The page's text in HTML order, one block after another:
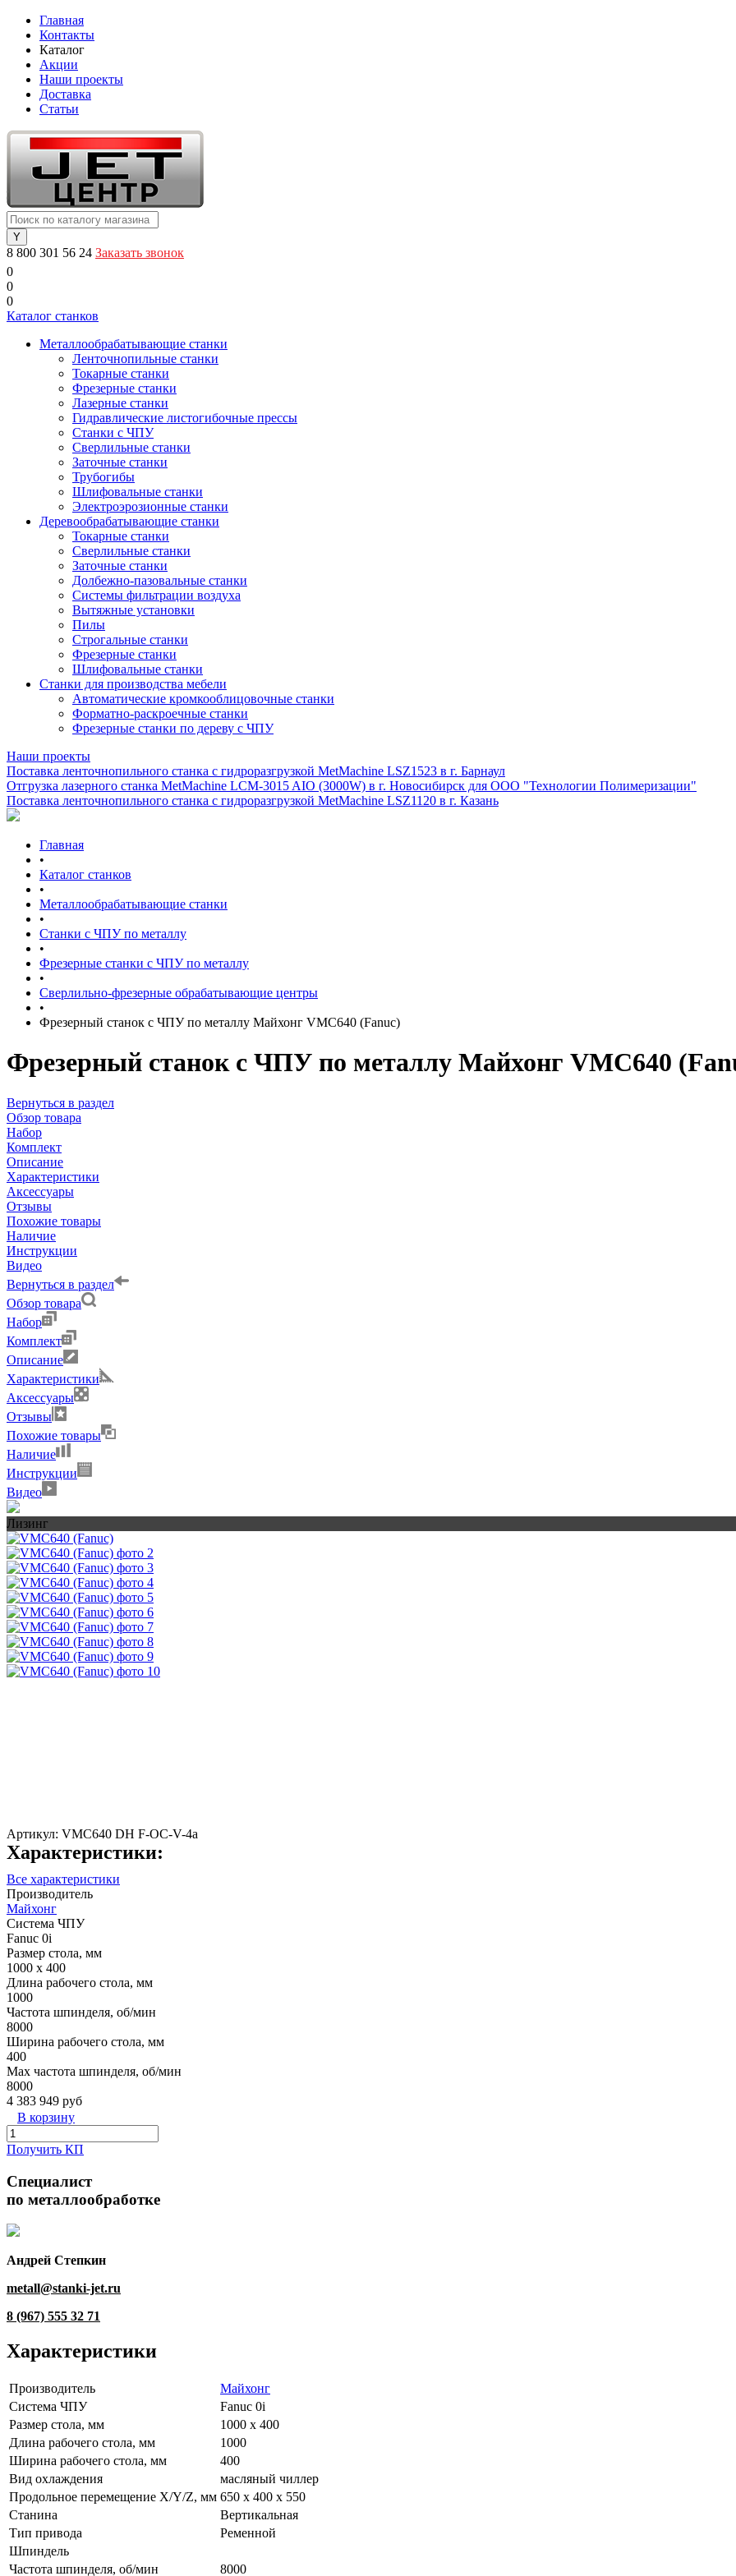
Главная
Контакты
Каталог
Акции
Наши проекты
Доставка
Статьи
8 800 301 56 24 Заказать звонок
0
0
0
Каталог станков
Металлообрабатывающие станки
Ленточнопильные станки
Токарные станки
Фрезерные станки
Лазерные станки
Гидравлические листогибочные прессы
Станки с ЧПУ
Сверлильные станки
Заточные станки
Трубогибы
Шлифовальные станки
Электроэрозионные станки
Деревообрабатывающие станки
Токарные станки
Сверлильные станки
Заточные станки
Долбежно-пазовальные станки
Системы фильтрации воздуха
Вытяжные установки
Пилы
Строгальные станки
Фрезерные станки
Шлифовальные станки
Станки для производства мебели
Автоматические кромкооблицовочные станки
Форматно-раскроечные станки
Фрезерные станки по дереву с ЧПУ
Наши проекты
Поставка ленточнопильного станка c гидроразгрузкой MetMachine LSZ1523 в г. Барнаул
Отгрузка лазерного станка MetMachine LCM-3015 AIO (3000W) в г. Новосибирск для ООО "Технологии Полимеризации"
Поставка ленточнопильного станка c гидроразгрузкой MetMachine LSZ1120 в г. Казань
Главная
•
Каталог станков
•
Металлообрабатывающие станки
•
Станки с ЧПУ по металлу
•
Фрезерные станки с ЧПУ по металлу
•
Сверлильно-фрезерные обрабатывающие центры
•
Фрезерный станок с ЧПУ по металлу Майхонг VMC640 (Fanuc)
Фрезерный станок с ЧПУ по металлу Майхонг VMC640
Вернуться в раздел
Обзор товара
Набор
Комплект
Описание
Характеристики
Аксессуары
Отзывы
Похожие товары
Наличие
Инструкции
Видео
Вернуться в раздел
Обзор товара
Набор
Комплект
Описание
Характеристики
Аксессуары
Отзывы
Похожие товары
Наличие
Инструкции
Видео
Лизинг
Артикул: VMC640 DH F-OC-V-4а
Характеристики:
Все характеристики
Производитель
Майхонг
Система ЧПУ
Fanuc 0i
Размер стола, мм
1000 x 400
Длина рабочего стола, мм
1000
Частота шпинделя, об/мин
8000
Ширина рабочего стола, мм
400
Max частота шпинделя, об/мин
8000
4 383 949 руб
В корзину
Получить КП
Специалист
по металлообработке
Андрей Степкин
metall@stanki-jet.ru
8 (967) 555 32 71
Характеристики
Производитель
Майхонг
Система ЧПУ
Fanuc 0i
Размер стола, мм
1000 x 400
Длина рабочего стола, мм
1000
Ширина рабочего стола, мм
400
Вид охлаждения
масляный чиллер
Продольное перемещение X/Y/Z, мм 650 х 400 х 550
Станина
Вертикальная
Тип привода
Ременной
Шпиндель
Частота шпинделя, об/мин
8000